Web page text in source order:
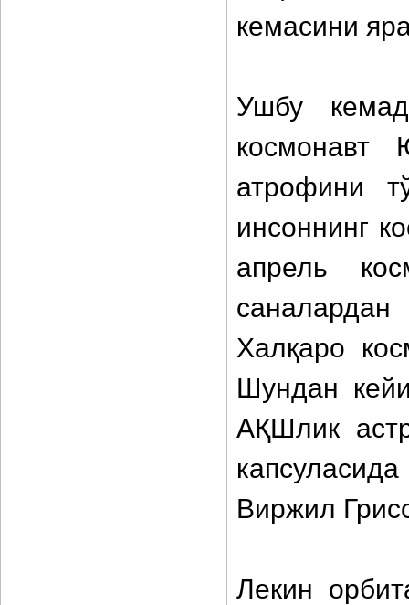
кемасини
Ушбу
космонавт
атрофини
инсоннинг
апрель
Халқаро
Шундан
АҚШлик
Виржил
Лекин